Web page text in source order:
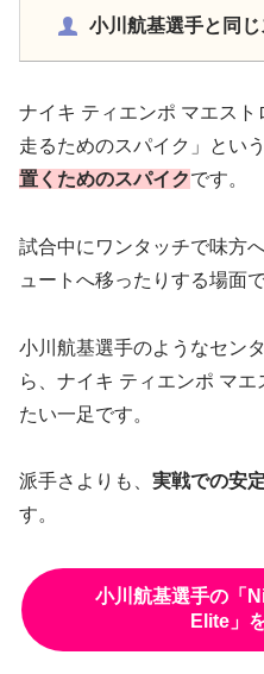
小川航基選手と同
ナイキ ティエンポ マエスト
走るためのスパイク」という
置くためのスパイクです。
試合中にワンタッチで味方
ュートへ移ったりする場面
小川航基選手のようなセン
ら、ナイキ ティエンポ マ
たい一足です。
派手さよりも、 実戦での安
す。
小川航基選手の「
Elite」